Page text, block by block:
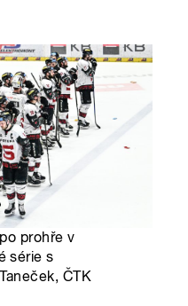
prohře v
série s
ČTK